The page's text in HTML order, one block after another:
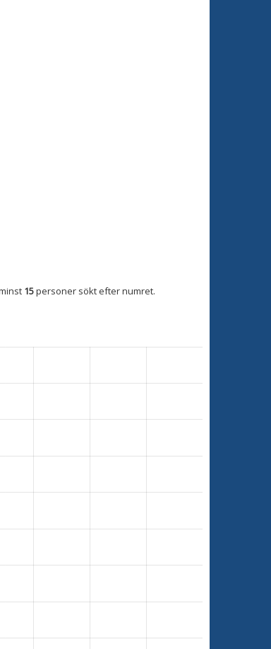
15personer sökt efter numret.